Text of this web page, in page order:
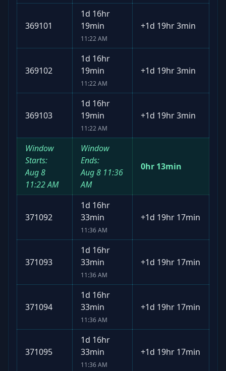
369101
1d 16hr
19min
11:22 AM
+1d 19hr 3min
369102
1d 16hr
19min
11:22 AM
+1d 19hr 3min
369103
1d 16hr
19min
11:22 AM
+1d 19hr 3min
Window
Starts:
Aug 8
11:22 AM
Window
Ends:
Aug 8 11:36
AM
0hr 13min
371092
1d 16hr
33min
11:36 AM
+1d 19hr 17min
371093
1d 16hr
33min
11:36 AM
+1d 19hr 17min
371094
1d 16hr
33min
11:36 AM
+1d 19hr 17min
371095
1d 16hr
33min
11:36 AM
+1d 19hr 17min